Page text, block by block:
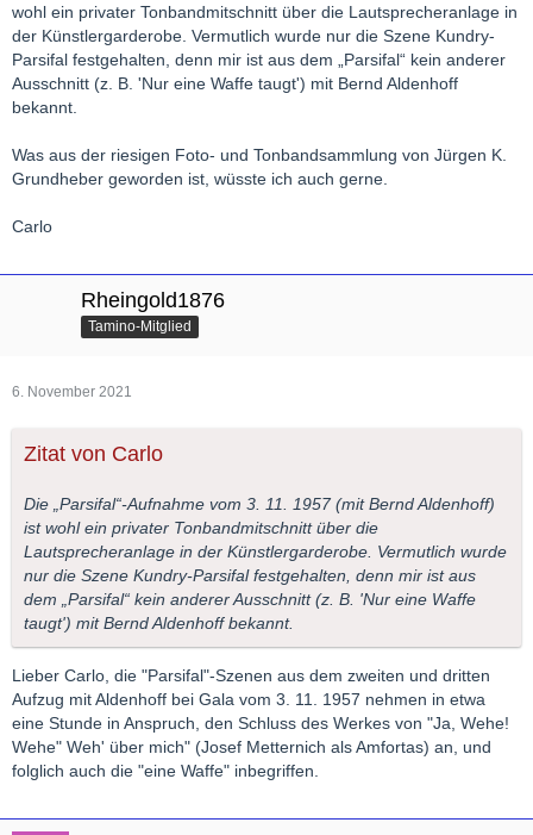
wohl ein privater Tonbandmitschnitt über die Lautsprecheranlage in
der Künstlergarderobe. Vermutlich wurde nur die Szene Kundry-
Parsifal festgehalten, denn mir ist aus dem „Parsifal“ kein anderer
Ausschnitt (z. B. 'Nur eine Waffe taugt') mit Bernd Aldenhoff
bekannt.
Was aus der riesigen Foto- und Tonbandsammlung von Jürgen K.
Grundheber geworden ist, wüsste ich auch gerne.
Carlo
Rheingold1876
Tamino-Mitglied
6. November 2021
Zitat von Carlo
Die „Parsifal“-Aufnahme vom 3. 11. 1957 (mit Bernd Aldenhoff)
ist wohl ein privater Tonbandmitschnitt über die
Lautsprecheranlage in der Künstlergarderobe. Vermutlich wurde
nur die Szene Kundry-Parsifal festgehalten, denn mir ist aus
dem „Parsifal“ kein anderer Ausschnitt (z. B. 'Nur eine Waffe
taugt') mit Bernd Aldenhoff bekannt.
Lieber Carlo, die "Parsifal"-Szenen aus dem zweiten und dritten
Aufzug mit Aldenhoff bei Gala vom 3. 11. 1957 nehmen in etwa
eine Stunde in Anspruch, den Schluss des Werkes von "Ja, Wehe!
Wehe" Weh' über mich" (Josef Metternich als Amfortas) an, und
folglich auch die "eine Waffe" inbegriffen.